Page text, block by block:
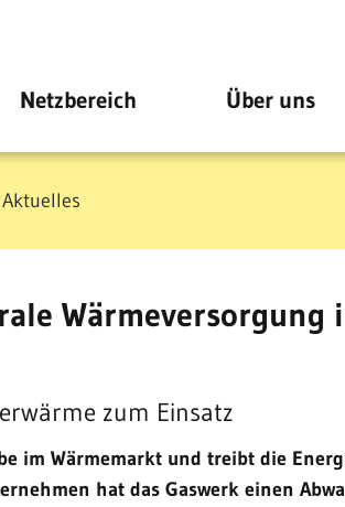
Netzbereich Über uns
Aktuelles
Wärmeversorgung
zum Einsatz
im Wärmemarkt und treibt die
hat das Gaswerk einen